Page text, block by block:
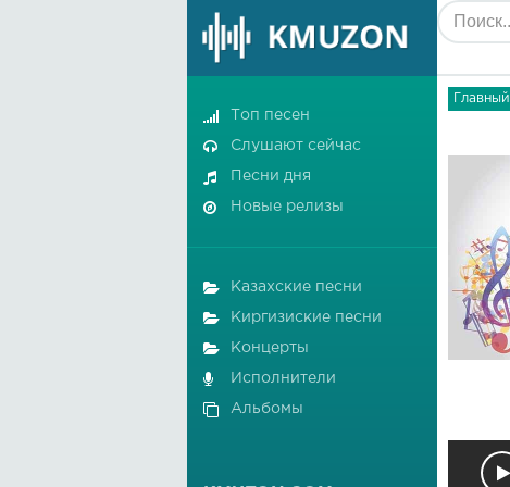
Главный
Топ песен
Слушают сейчас
Песни дня
Новые релизы
Казахские песни
Киргизиские песни
Концерты
Исполнители
Альбомы